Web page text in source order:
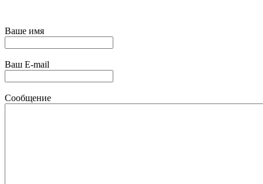
Ваше имя
Ваш E-mail
Сообщение